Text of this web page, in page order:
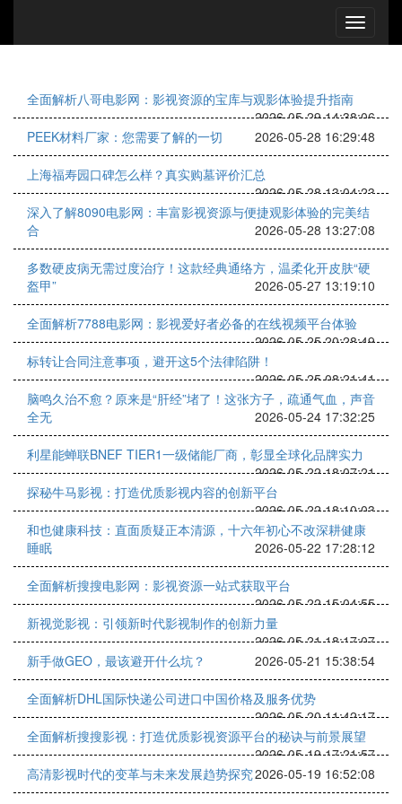
全面解析八哥电影网：影视资源的宝库与观影体验提升指南
2026-05-29 14:38:06
PEEK材料厂家：您需要了解的一切
2026-05-28 16:29:48
上海福寿园口碑怎么样？真实购墓评价汇总
2026-05-28 13:04:23
深入了解8090电影网：丰富影视资源与便捷观影体验的完美结
合
2026-05-28 13:27:08
多数硬皮病无需过度治疗！这款经典通络方，温柔化开皮肤“硬
盔甲”
2026-05-27 13:19:10
全面解析7788电影网：影视爱好者必备的在线视频平台体验
2026-05-25 20:28:49
标转让合同注意事项，避开这5个法律陷阱！
2026-05-25 08:21:41
脑鸣久治不愈？原来是“肝经”堵了！这张方子，疏通气血，声音
全无
2026-05-24 17:32:25
利星能蝉联BNEF TIER1一级储能厂商，彰显全球化品牌实力
2026-05-22 18:07:21
探秘牛马影视：打造优质影视内容的创新平台
2026-05-22 18:10:03
和也健康科技：直面质疑正本清源，十六年初心不改深耕健康
睡眠
2026-05-22 17:28:12
全面解析搜搜电影网：影视资源一站式获取平台
2026-05-22 15:04:55
新视觉影视：引领新时代影视制作的创新力量
2026-05-21 18:17:07
新手做GEO，最该避开什么坑？
2026-05-21 15:38:54
全面解析DHL国际快递公司进口中国价格及服务优势
2026-05-20 11:42:17
全面解析搜搜影视：打造优质影视资源平台的秘诀与前景展望
2026-05-19 17:21:57
高清影视时代的变革与未来发展趋势探究2026-05-19 16:52:08